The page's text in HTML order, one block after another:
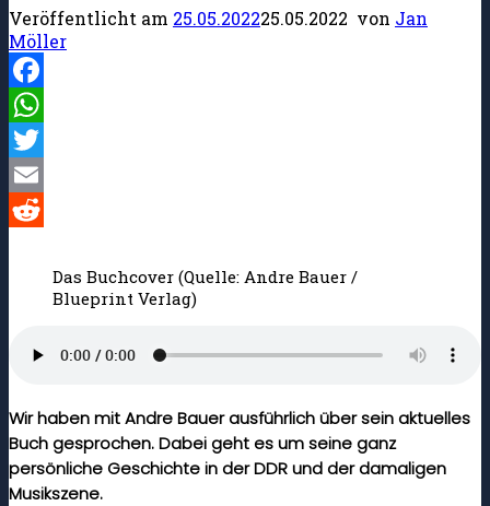
Veröffentlicht am 25.05.202225.05.2022 von Jan
Möller
Facebook
WhatsApp
Twitter
Email
Das Buchcover (Quelle: Andre Bauer /
Blueprint Verlag)
Wir haben mit Andre Bauer ausführlich über sein aktuelles
Buch gesprochen. Dabei geht es um seine ganz
persönliche Geschichte in der DDR und der damaligen
Musikszene.